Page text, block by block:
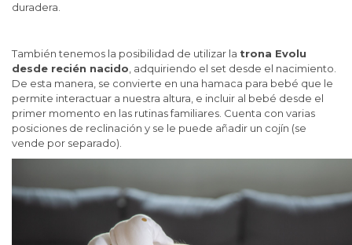
duradera.
También tenemos la posibilidad de utilizar la trona Evolu
desde recién nacido , adquiriendo el set desde el nacimiento.
De esta manera, se convierte en una hamaca para bebé que le
permite interactuar a nuestra altura, e incluir al bebé desde el
primer momento en las rutinas familiares. Cuenta con varias
posiciones de reclinación y se le puede añadir un cojín (se
vende por separado).